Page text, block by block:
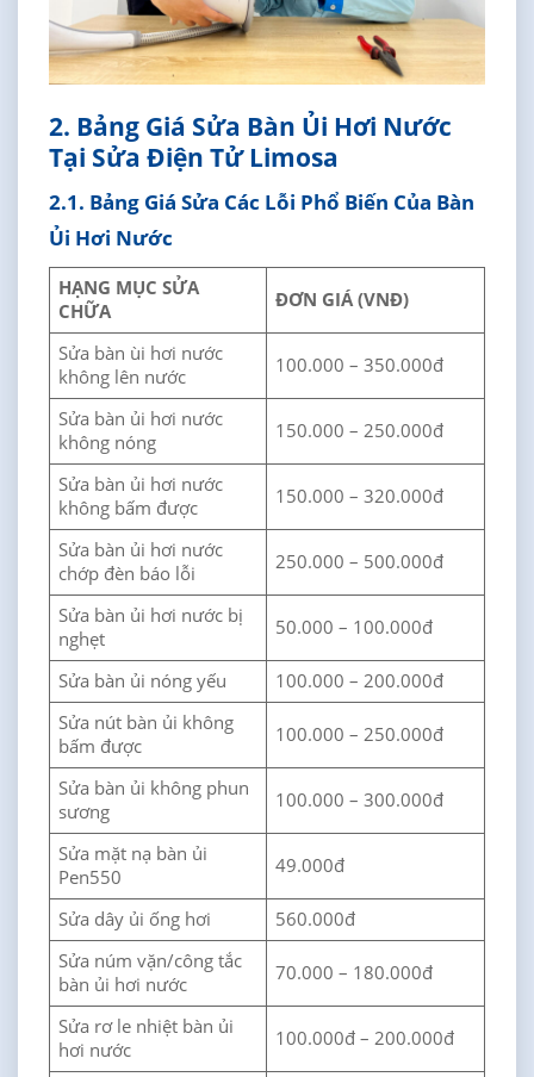
2. Bảng Giá Sửa Bàn Ủi Hơi Nước
Tại Sửa Điện Tử Limosa
2.1. Bảng Giá Sửa Các Lỗi Phổ Biến Của Bàn
Ủi Hơi Nước
HẠNG MỤC SỬA
CHỮA
ĐƠN GIÁ (VNĐ)
Sửa bàn ùi hơi nước
không lên nước
100.000 – 350.000đ
Sửa bàn ủi hơi nước
không nóng
150.000 – 250.000đ
Sửa bàn ủi hơi nước
không bấm được
150.000 – 320.000đ
Sửa bàn ủi hơi nước
chớp đèn báo lỗi
250.000 – 500.000đ
Sửa bàn ủi hơi nước bị
nghẹt
50.000 – 100.000đ
Sửa bàn ủi nóng yếu
100.000 – 200.000đ
Sửa nút bàn ủi không
bấm được
100.000 – 250.000đ
Sửa bàn ủi không phun
sương
100.000 – 300.000đ
Sửa mặt nạ bàn ủi
Pen550
49.000đ
Sửa dây ủi ống hơi
560.000đ
Sửa núm vặn/công tắc
bàn ủi hơi nước
70.000 – 180.000đ
Sửa rơ le nhiệt bàn ủi
hơi nước
100.000đ – 200.000đ